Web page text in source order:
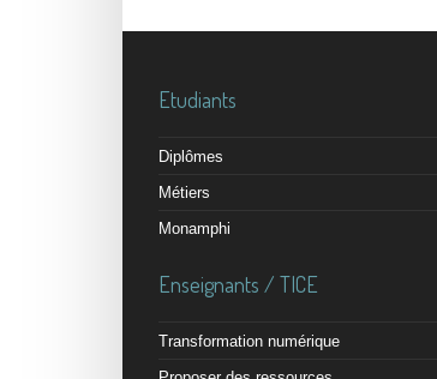
Etudiants
Diplômes
Métiers
Monamphi
Enseignants / TICE
Transformation numérique